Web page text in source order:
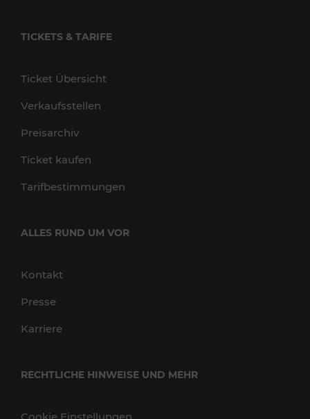
TICKETS & TARIFE
Ticket Übersicht
Verkaufsstellen
Preisarchiv
Ticket kaufen
Tarifbestimmungen
ALLES RUND UM VOR
Kontakt
Presse
Karriere
RECHTLICHE HINWEISE UND MEHR